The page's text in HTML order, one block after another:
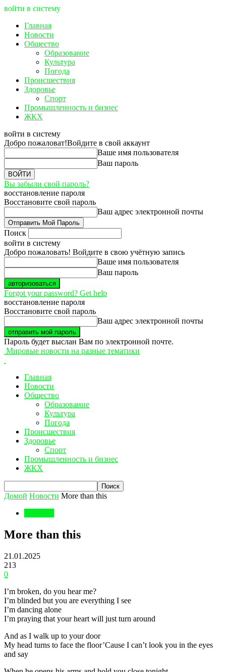
войти в систему
Главная
Новости
Общество
Образование
Культура
Погода
Происшествия
Здоровье
Спорт
Промышленность и бизнес
ЖКХ
войти в систему
Добро пожаловат!Войдите в свой аккаунт
Ваше имя пользователя
Ваш пароль
Вы забыли свой пароль?
восстановление пароля
Восстановите свой пароль
Ваш адрес электронной почты
Поиск
войти в систему
Добро пожаловать! Войдите в свою учётную запись
Ваше имя пользователя
Ваш пароль
Forgot your password? Get help
восстановление пароля
Восстановите свой пароль
Ваш адрес электронной почты
Пароль будет выслан Вам по электронной почте.
Мировые новости на разные тематики
Главная
Новости
Общество
Образование
Культура
Погода
Происшествия
Здоровье
Спорт
Промышленность и бизнес
ЖКХ
Домой Новости More than this
More than this
21.01.2025
213
0
I’m broken, do you hear me?
I’m blinded but you are everything I see
I’m dancing alone
I’m praying that your heart will just turn around
And as I walk up to your door
My head turns to face the floor’Cause I can’t look you in the eyes
and say